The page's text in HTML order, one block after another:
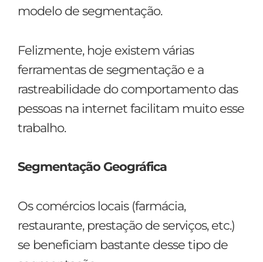
modelo de segmentação.
Felizmente, hoje existem várias
ferramentas de segmentação e a
rastreabilidade do comportamento das
pessoas na internet facilitam muito esse
trabalho.
Segmentação Geográfica
Os comércios locais (farmácia,
restaurante, prestação de serviços, etc.)
se beneficiam bastante desse tipo de